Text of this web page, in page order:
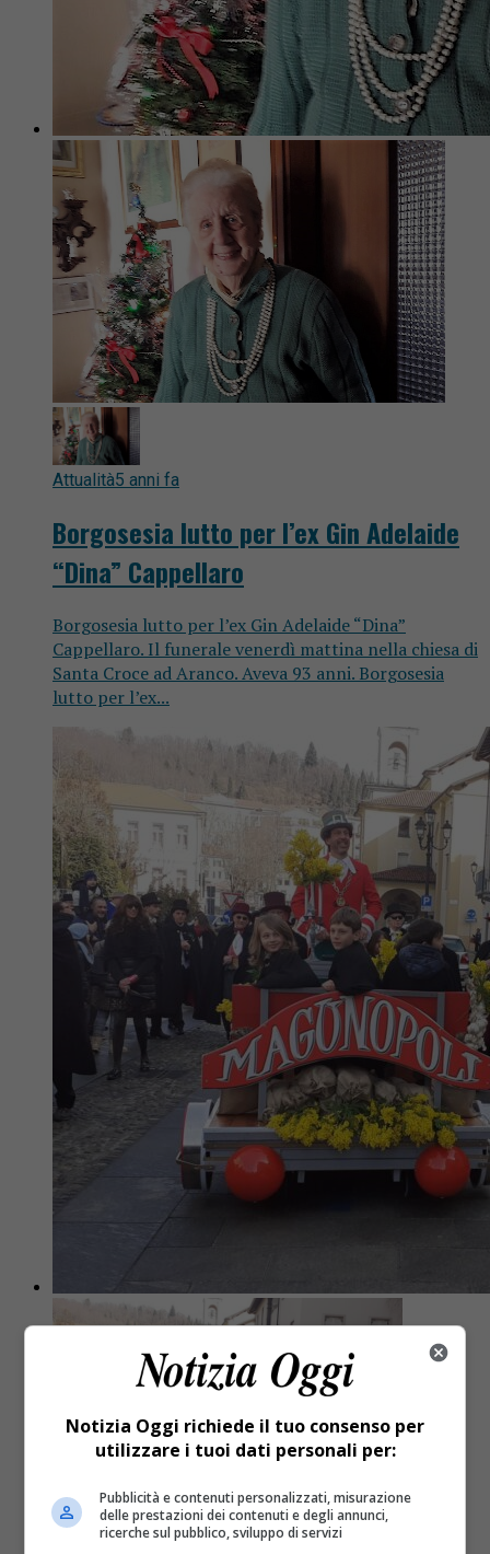
Attualità5 anni fa
Borgosesia lutto per l’ex Gin Adelaide
“Dina” Cappellaro
Borgosesia lutto per l’ex Gin Adelaide “Dina”
Cappellaro. Il funerale venerdì mattina nella chiesa di
Santa Croce ad Aranco. Aveva 93 anni. Borgosesia
lutto per l’ex...
Notizia Oggi richiede il tuo consenso per
utilizzare i tuoi dati personali per:
Pubblicità e contenuti personalizzati, misurazione
delle prestazioni dei contenuti e degli annunci,
ricerche sul pubblico, sviluppo di servizi